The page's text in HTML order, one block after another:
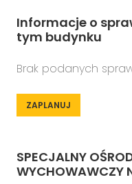
Informacje o
tym budynku
Brak podanych
ZAPLANUJ
SPECJALNY
WYCHOWAWCZY